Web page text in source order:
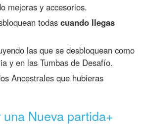
mejoras y accesorios.
todascuando llegas
las que se desbloquean como
y en las Tumbas de Desafío.
Ancestrales que hubieras
Nueva partida+